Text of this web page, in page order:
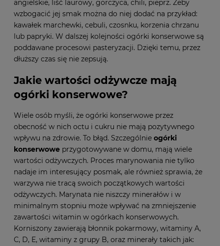
angielskie, liść laurowy, gorczyca, chili, pieprz. Żeby
wzbogacić jej smak można do niej dodać na przykład:
kawałek marchewki, cebuli, czosnku, korzenia chrzanu
lub papryki. W dalszej kolejności ogórki konserwowe są
poddawane procesowi pasteryzacji. Dzięki temu, przez
dłuższy czas się nie zepsują.
Jakie wartości odżywcze mają
ogórki konserwowe?
Wiele osób myśli, że ogórki konserwowe przez
obecność w nich octu i cukru nie mają pozytywnego
wpływu na zdrowie. To błąd. Szczególnie ogórki
konserwowe przygotowywane w domu, mają wiele
wartości odżywczych. Proces marynowania nie tylko
nadaje im interesujący posmak, ale również sprawia, że
warzywa nie tracą swoich początkowych wartości
odżywczych. Marynata nie niszczy minerałów i w
minimalnym stopniu może wpływać na zmniejszenie
zawartości witamin w ogórkach konserwowych.
Korniszony zawierają błonnik pokarmowy, witaminy A,
C, D, E, witaminy z grupy B, oraz minerały takich jak: